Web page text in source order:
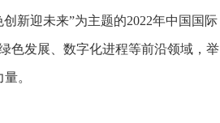
新迎未来”为主题的2022年中国国际
色发展、数字化进程等前沿领域，举
。